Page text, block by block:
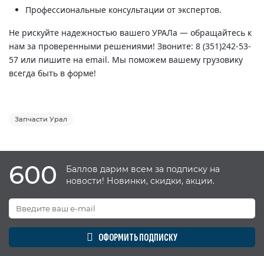
Профессиональные консультации от экспертов.
Не рискуйте надежностью вашего УРАЛа — обращайтесь к
нам за проверенными решениями! Звоните: 8 (351)242-53-
57 или пишите на email. Мы поможем вашему грузовику
всегда быть в форме!
Запчасти Урал
600
Баллов дарим всем за подписку на
новости! Новинки, скидки, акции.
ОФОРМИТЬ ПОДПИСКУ